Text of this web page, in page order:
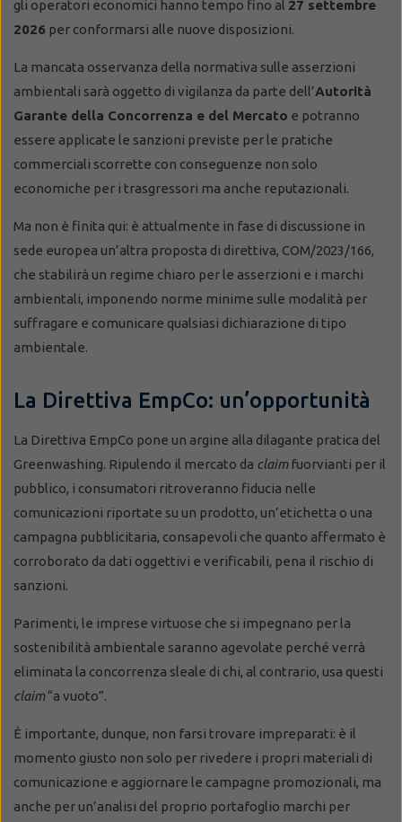
gli operatori economici hanno tempo fino al 27 settembre
2026 per conformarsi alle nuove disposizioni.
La mancata osservanza della normativa sulle asserzioni
ambientali sarà oggetto di vigilanza da parte dell’Autorità
Garante della Concorrenza e del Mercato e potranno
essere applicate le sanzioni previste per le pratiche
commerciali scorrette con conseguenze non solo
economiche per i trasgressori ma anche reputazionali.
Ma non è finita qui: è attualmente in fase di discussione in
sede europea un’altra proposta di direttiva, COM/2023/166,
che stabilirà un regime chiaro per le asserzioni e i marchi
ambientali, imponendo norme minime sulle modalità per
suffragare e comunicare qualsiasi dichiarazione di tipo
ambientale.
La Direttiva EmpCo: un’opportunità
La Direttiva EmpCo pone un argine alla dilagante pratica del
Greenwashing. Ripulendo il mercato da claimfuorvianti per il
pubblico, i consumatori ritroveranno fiducia nelle
comunicazioni riportate su un prodotto, un’etichetta o una
campagna pubblicitaria, consapevoli che quanto affermato è
corroborato da dati oggettivi e verificabili, pena il rischio di
sanzioni.
Parimenti, le imprese virtuose che si impegnano per la
sostenibilità ambientale saranno agevolate perché verrà
eliminata la concorrenza sleale di chi, al contrario, usa questi
claim“a vuoto”.
È importante, dunque, non farsi trovare impreparati: è il
momento giusto non solo per rivedere i propri materiali di
comunicazione e aggiornare le campagne promozionali, ma
anche per un’analisi del proprio portafoglio marchi per